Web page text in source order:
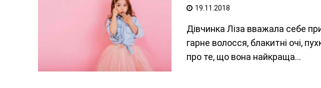
19.11.2018
Дівчинка Ліза вважала себе
гарне волосся, блакитні очі,
про те, що вона найкраща...